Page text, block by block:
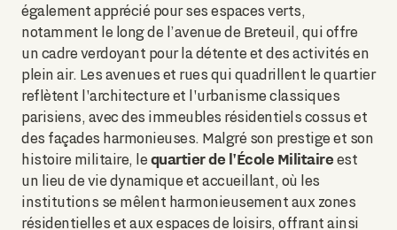
également apprécié pour ses espaces verts,
notamment le long de l’avenue de Breteuil, qui offre
un cadre verdoyant pour la détente et des activités en
plein air. Les avenues et rues qui quadrillent le quartier
reflètent l'architecture et l'urbanisme classiques
parisiens, avec des immeubles résidentiels cossus et
des façades harmonieuses. Malgré son prestige et son
histoire militaire, le quartier de l'École Militaireest
un lieu de vie dynamique et accueillant, où les
institutions se mêlent harmonieusement aux zones
résidentielles et aux espaces de loisirs, offrant ainsi